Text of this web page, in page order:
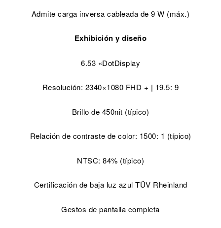
Admite carga inversa cableada de 9 W (máx.)
Exhibición y diseño
6.53 «DotDisplay
Resolución: 2340×1080 FHD + | 19.5: 9
Brillo de 450nit (típico)
Relación de contraste de color: 1500: 1 (típico)
NTSC: 84% (típico)
Certificación de baja luz azul TÜV Rheinland
Gestos de pantalla completa